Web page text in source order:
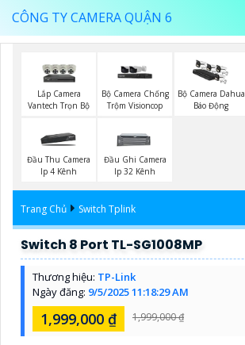
CÔNG TY CAMERA QUẬN 6
Lắp Camera
Vantech Trọn Bộ
Bộ Camera Chống
Trộm Visioncop
Bộ Camera Dahua
Báo Động
Đầu Thu Camera
Ip 4 Kênh
Đầu Ghi Camera
Ip 32 Kênh
Trang Chủ Switch Tplink
Switch 8 Port TL-SG1008MP
Thương hiệu: TP-Link
Ngày đăng: 9/5/2025 11:18:29 AM
1,999,000 ₫ 1,999,000 ₫